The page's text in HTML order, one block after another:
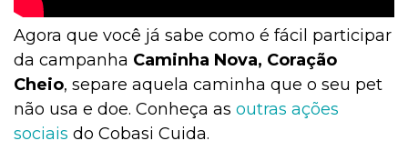
Agora que você já sabe como é fácil participar
da campanha Caminha Nova, Coração
Cheio, separe aquela caminha que o seu pet
não usa e doe. Conheça as outras ações
sociais do Cobasi Cuida.